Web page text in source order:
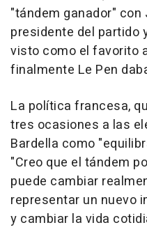
"tándem ganador" con
presidente del partido
visto como el favorito
finalmente Le Pen
La política francesa,
tres ocasiones a las
Bardella como
"Creo que el tándem
puede cambiar
representar un nuevo
y cambiar la vida